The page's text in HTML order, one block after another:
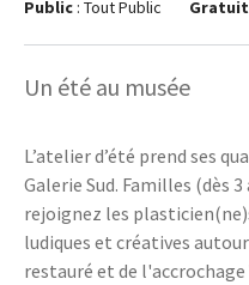
Public : Tout Public Gratuit
Un été au musée
L’atelier d’été prend ses
Galerie Sud. Familles (dès
rejoignez les
ludiques et créatives
restauré et de